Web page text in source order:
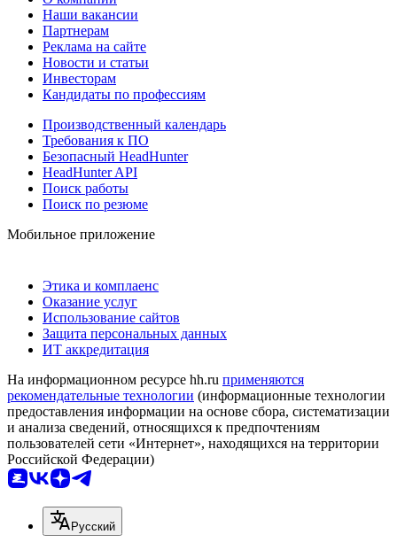
Наши вакансии
Партнерам
Реклама на сайте
Новости и статьи
Инвесторам
Кандидаты по профессиям
Производственный календарь
Требования к ПО
Безопасный HeadHunter
HeadHunter API
Поиск работы
Поиск по резюме
Мобильное приложение
Этика и комплаенс
Оказание услуг
Использование сайтов
Защита персональных данных
ИТ аккредитация
На информационном ресурсе hh.ru применяются
рекомендательные технологии (информационные технологии
предоставления информации на основе сбора, систематизации
и анализа сведений, относящихся к предпочтениям
пользователей сети «Интернет», находящихся на территории
Российской Федерации)
Русский